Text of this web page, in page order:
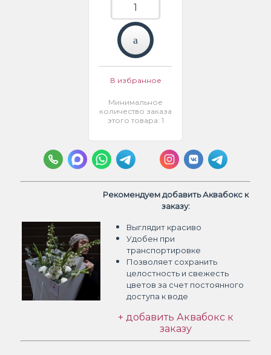
В избранное
Минимальное
количество заказа
этого товара: 1
Рекомендуем добавить Аквабокс к
заказу:
Выглядит красиво
Удобен при
транспортировке
Позволяет сохранить
целостность и свежесть
цветов за счет постоянного
доступа к воде
+ добавить Аквабокс к
заказу